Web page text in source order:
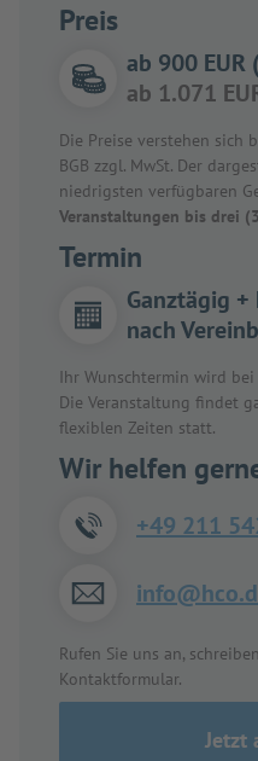
Preis
ab 900 EUR
ab 1.071
Die Preise verstehen sich
BGB zzgl. MwSt. Der
niedrigsten verfügbaren
Veranstaltungen bis drei
Termin
Ganztägig
nach
Ihr Wunschtermin wird
Die Veranstaltung findet
flexiblen Zeiten statt.
Wir helfen
+49 211
Rufen Sie uns an,
Kontaktformular.
Jetzt